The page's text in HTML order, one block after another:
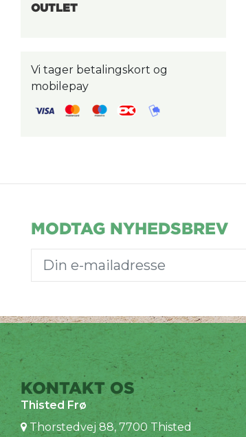
OUTLET
Vi tager betalingskort og
mobilepay
MODTAG NYHEDSBREV
KONTAKT OS
Thisted Frø
Thorstedvej 88, 7700 Thisted